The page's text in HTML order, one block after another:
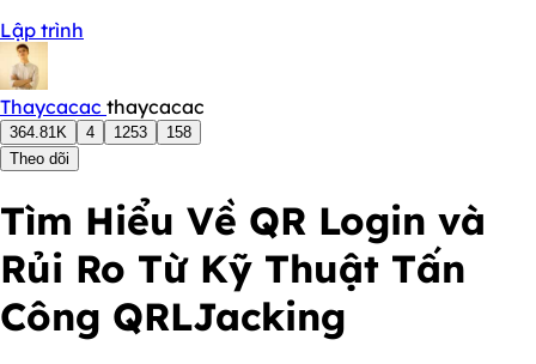
Lập trình
Thaycacac thaycacac
364.81K 4 1253
158
Theo dõi
Tìm Hiểu Về QR Login và
Rủi Ro Từ Kỹ Thuật Tấn
Công QRLJacking